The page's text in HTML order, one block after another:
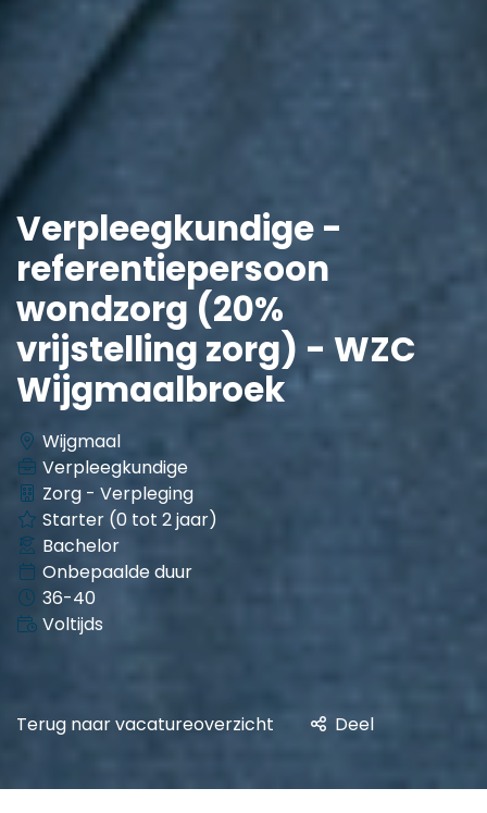
Verpleegkundige -
referentiepersoon
wondzorg (20%
vrijstelling zorg) - WZC
Wijgmaalbroek
Wijgmaal
Verpleegkundige
Zorg - Verpleging
Starter (0 tot 2 jaar)
Bachelor
Onbepaalde duur
36-40
Voltijds
Terug naar vacatureoverzicht Deel